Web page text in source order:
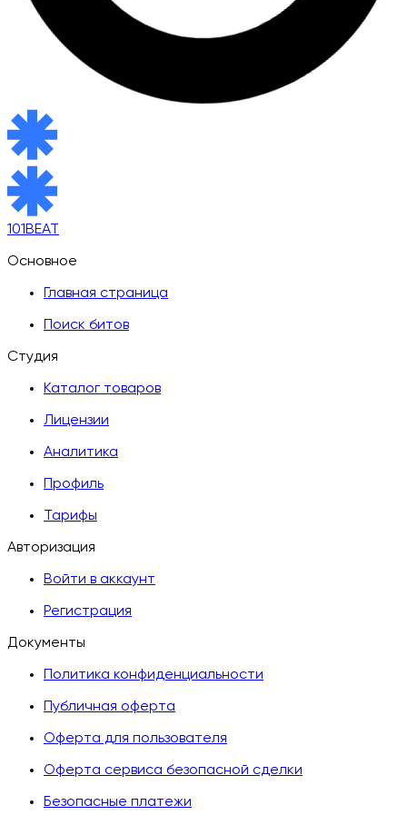
101BEAT
Основное
Главная страница
Поиск битов
Студия
Каталог товаров
Лицензии
Аналитика
Профиль
Тарифы
Авторизация
Войти в аккаунт
Регистрация
Документы
Политика конфиденциальности
Публичная оферта
Оферта для пользователя
Оферта сервиса безопасной сделки
Безопасные платежи